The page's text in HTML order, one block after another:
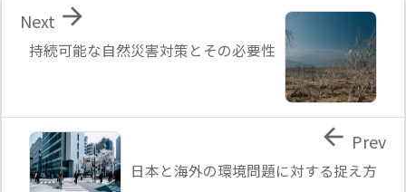
持続可能な自然災害対策とその必要性

Next
日本と海外の環境問題に対する捉え方
 Prev